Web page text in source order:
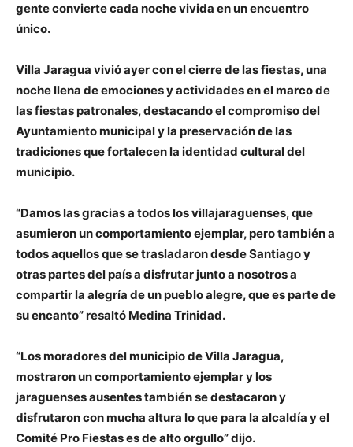
gente convierte cada noche vivida en un encuentro
único.
Villa Jaragua vivió ayer con el cierre de las fiestas, una
noche llena de emociones y actividades en el marco de
las fiestas patronales, destacando el compromiso del
Ayuntamiento municipal y la preservación de las
tradiciones que fortalecen la identidad cultural del
municipio.
“Damos las gracias a todos los villajaraguenses, que
asumieron un comportamiento ejemplar, pero también a
todos aquellos que se trasladaron desde Santiago y
otras partes del país a disfrutar junto a nosotros a
compartir la alegría de un pueblo alegre, que es parte de
su encanto” resaltó Medina Trinidad.
“Los moradores del municipio de Villa Jaragua,
mostraron un comportamiento ejemplar y los
jaraguenses ausentes también se destacaron y
disfrutaron con mucha altura lo que para la alcaldía y el
Comité Pro Fiestas es de alto orgullo” dijo.